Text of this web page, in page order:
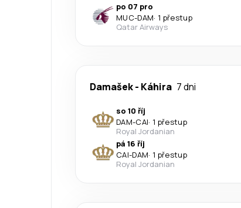
po 07 pro
MUC-DAM· 1 přestup
Qatar Airways
Damašek- Káhira 7 dni
so 10 říj
DAM-CAI· 1 přestup
Royal Jordanian
pá 16 říj
CAI-DAM· 1 přestup
Royal Jordanian